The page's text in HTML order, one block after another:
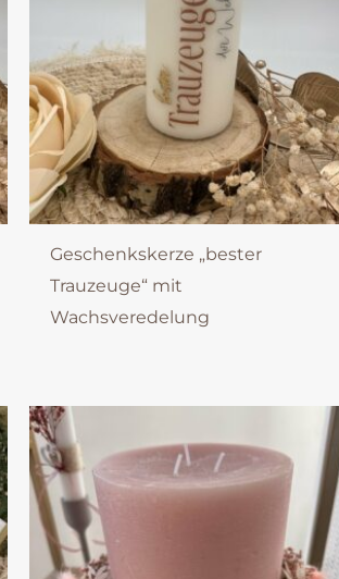
Geschenkskerze „bester
Trauzeuge“ mit
Wachsveredelung